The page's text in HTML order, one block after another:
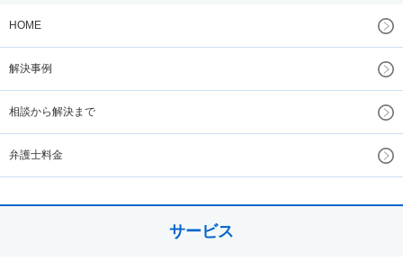
HOME
解決事例
相談から解決まで
弁護士料金
サービス